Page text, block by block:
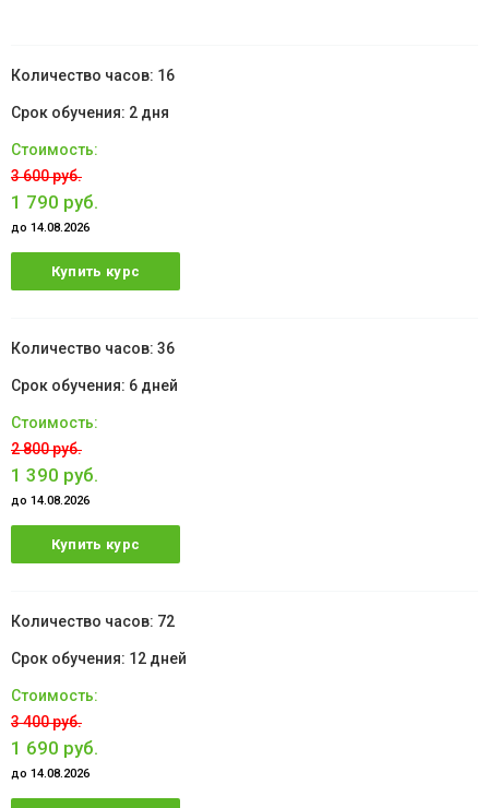
16
2 дня
3 600 руб.
1 790 руб.
до 14.08.2026
Купить курс
36
6 дней
2 800 руб.
1 390 руб.
до 14.08.2026
Купить курс
72
12 дней
3 400 руб.
1 690 руб.
до 14.08.2026